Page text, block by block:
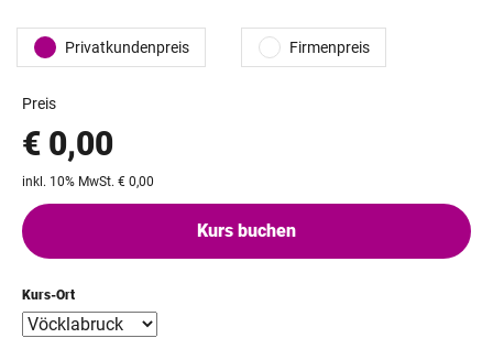
Kurs-Ort
Privatkundenpreis Firmenpreis
Preis
€ 0,00
inkl. 10% MwSt. € 0,00
Kurs buchen